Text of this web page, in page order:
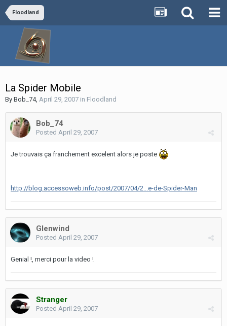
Floodland
La Spider Mobile
By Bob_74, April 29, 2007 in Floodland
Bob_74
Posted April 29, 2007
Je trouvais ça franchement excelent alors je poste
http://blog.accessoweb.info/post/2007/04/2...e-de-Spider-Man
Glenwind
Posted April 29, 2007
Genial !, merci pour la video !
Stranger
Posted April 29, 2007